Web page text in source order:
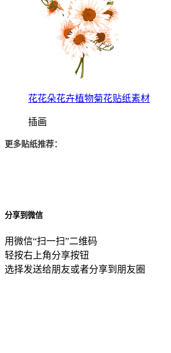
花花朵花卉植物菊花贴纸素材
插画
更多贴纸推荐：
分享到微信
用微信“扫一扫”二维码
轻按右上角分享按钮
选择发送给朋友或者分享到朋友圈